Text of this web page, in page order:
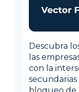
Descubra
las
con la
secundarias